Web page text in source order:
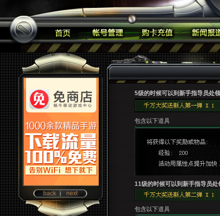
back next
5级的时候可以到新手指导员处
包含以下道具
11级的时候可以到新手指导员处
包含以下道具